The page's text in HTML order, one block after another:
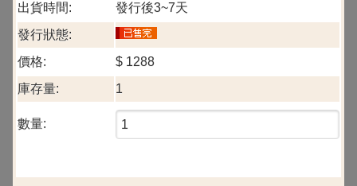
出貨時間:
發行後3~7天
發行狀態:
價格:
$ 1288
庫存量:
1
數量: